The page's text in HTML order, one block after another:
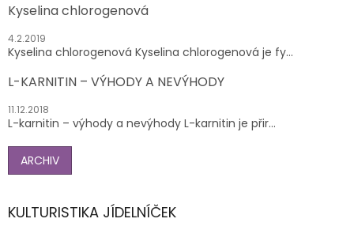
Kyselina chlorogenová
4.2.2019
Kyselina chlorogenová Kyselina chlorogenová je fy...
L-KARNITIN – VÝHODY A NEVÝHODY
11.12.2018
L-karnitin – výhody a nevýhody L-karnitin je přir...
ARCHIV
KULTURISTIKA JÍDELNÍČEK